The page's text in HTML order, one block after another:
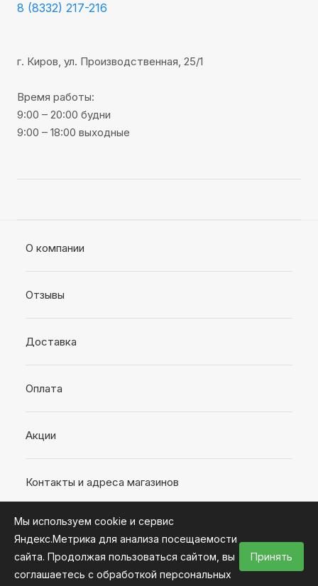
8 (8332) 217-216
г. Киров, ул. Производственная, 25/1
Время работы:
9:00 – 20:00 будни
9:00 – 18:00 выходные
О компании
Отзывы
Доставка
Оплата
Акции
Контакты и адреса магазинов
2026 © Интернет-магазин «Время ремонта»
Мы используем cookie и сервис
Яндекс.Метрика для анализа посещаемости
сайта. Продолжая пользоваться сайтом, вы
соглашаетесь с обработкой персональных
Принять